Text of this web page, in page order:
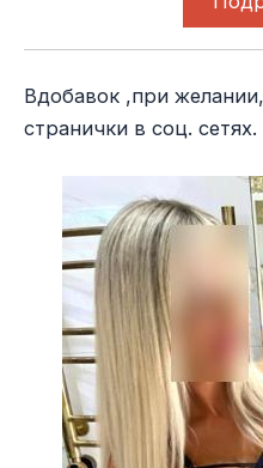
Вдобавок ,при
странички в соц. сетях.